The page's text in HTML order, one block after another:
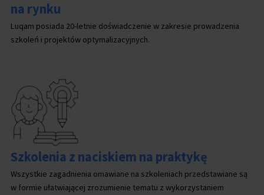
na rynku
Luqam posiada 20-letnie doświadczenie w zakresie prowadzenia
szkoleń i projektów optymalizacyjnych.
Szkolenia z naciskiem na praktykę
Wszystkie zagadnienia omawiane na szkoleniach przedstawiane są
w formie ułatwiającej zrozumienie tematu z wykorzystaniem